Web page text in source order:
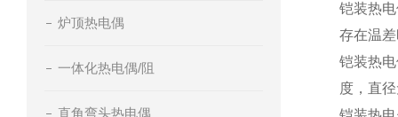
炉顶热电偶
一体化热电偶/阻
直角弯头热电偶
铠装热
存在温
铠装热
度，直